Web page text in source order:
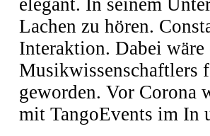
elegant. In seinem
Lachen zu hören.
Interaktion. Dabei wäre
Musikwissenschaftlers
geworden. Vor Corona
mit TangoEvents im In